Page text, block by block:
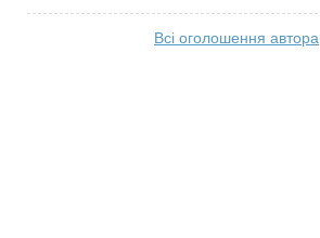
Всі оголошення автора